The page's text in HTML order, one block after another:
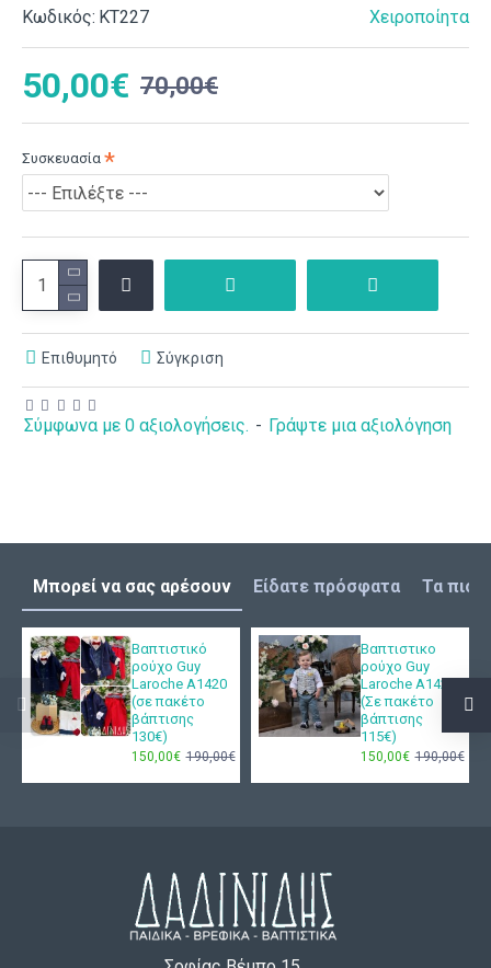
Κωδικός: ΚΤ227 Χειροποίητα
Σύμφωνα με 0 αξιολογήσεις. - Γράψτε μια αξιολόγηση
50,00€ 70,00€
Συσκευασία
Επιθυμητό Σύγκριση
Μπορεί να σας αρέσουν Είδατε πρόσφατα Τα πιο
Βαπτιστικό
ρούχο Guy
Laroche Α1420
(σε πακέτο
βάπτισης
130€)
150,00€ 190,00€
Βαπτιστικο
ρούχο Guy
Laroche Α1424
(Σε πακέτο
βάπτισης
115€)
150,00€ 190,00€